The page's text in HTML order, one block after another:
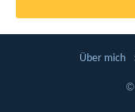
Über mich
©